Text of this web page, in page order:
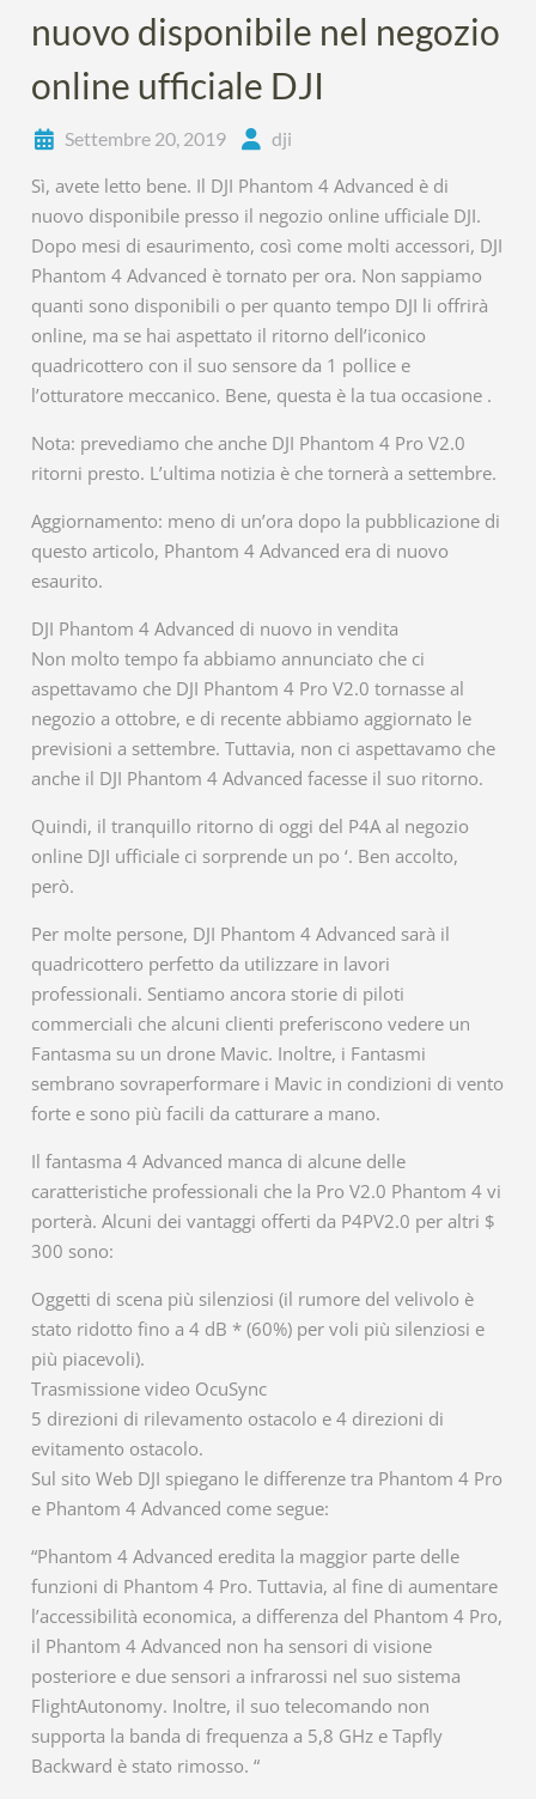
nuovo disponibile nel negozio
online ufficiale DJI
Settembre 20, 2019 dji
Sì, avete letto bene. Il DJI Phantom 4 Advanced è di
nuovo disponibile presso il negozio online ufficiale DJI.
Dopo mesi di esaurimento, così come molti accessori, DJI
Phantom 4 Advanced è tornato per ora. Non sappiamo
quanti sono disponibili o per quanto tempo DJI li offrirà
online, ma se hai aspettato il ritorno dell’iconico
quadricottero con il suo sensore da 1 pollice e
l’otturatore meccanico. Bene, questa è la tua occasione .
Nota: prevediamo che anche DJI Phantom 4 Pro V2.0
ritorni presto. L’ultima notizia è che tornerà a settembre.
Aggiornamento: meno di un’ora dopo la pubblicazione di
questo articolo, Phantom 4 Advanced era di nuovo
esaurito.
DJI Phantom 4 Advanced di nuovo in vendita
Non molto tempo fa abbiamo annunciato che ci
aspettavamo che DJI Phantom 4 Pro V2.0 tornasse al
negozio a ottobre, e di recente abbiamo aggiornato le
previsioni a settembre. Tuttavia, non ci aspettavamo che
anche il DJI Phantom 4 Advanced facesse il suo ritorno.
Quindi, il tranquillo ritorno di oggi del P4A al negozio
online DJI ufficiale ci sorprende un po ‘. Ben accolto,
però.
Per molte persone, DJI Phantom 4 Advanced sarà il
quadricottero perfetto da utilizzare in lavori
professionali. Sentiamo ancora storie di piloti
commerciali che alcuni clienti preferiscono vedere un
Fantasma su un drone Mavic. Inoltre, i Fantasmi
sembrano sovraperformare i Mavic in condizioni di vento
forte e sono più facili da catturare a mano.
Il fantasma 4 Advanced manca di alcune delle
caratteristiche professionali che la Pro V2.0 Phantom 4 vi
porterà. Alcuni dei vantaggi offerti da P4PV2.0 per altri $
300 sono:
Oggetti di scena più silenziosi (il rumore del velivolo è
stato ridotto fino a 4 dB * (60%) per voli più silenziosi e
più piacevoli).
Trasmissione video OcuSync
5 direzioni di rilevamento ostacolo e 4 direzioni di
evitamento ostacolo.
Sul sito Web DJI spiegano le differenze tra Phantom 4 Pro
e Phantom 4 Advanced come segue:
“Phantom 4 Advanced eredita la maggior parte delle
funzioni di Phantom 4 Pro. Tuttavia, al fine di aumentare
l’accessibilità economica, a differenza del Phantom 4 Pro,
il Phantom 4 Advanced non ha sensori di visione
posteriore e due sensori a infrarossi nel suo sistema
FlightAutonomy. Inoltre, il suo telecomando non
supporta la banda di frequenza a 5,8 GHz e Tapfly
Backward è stato rimosso. “